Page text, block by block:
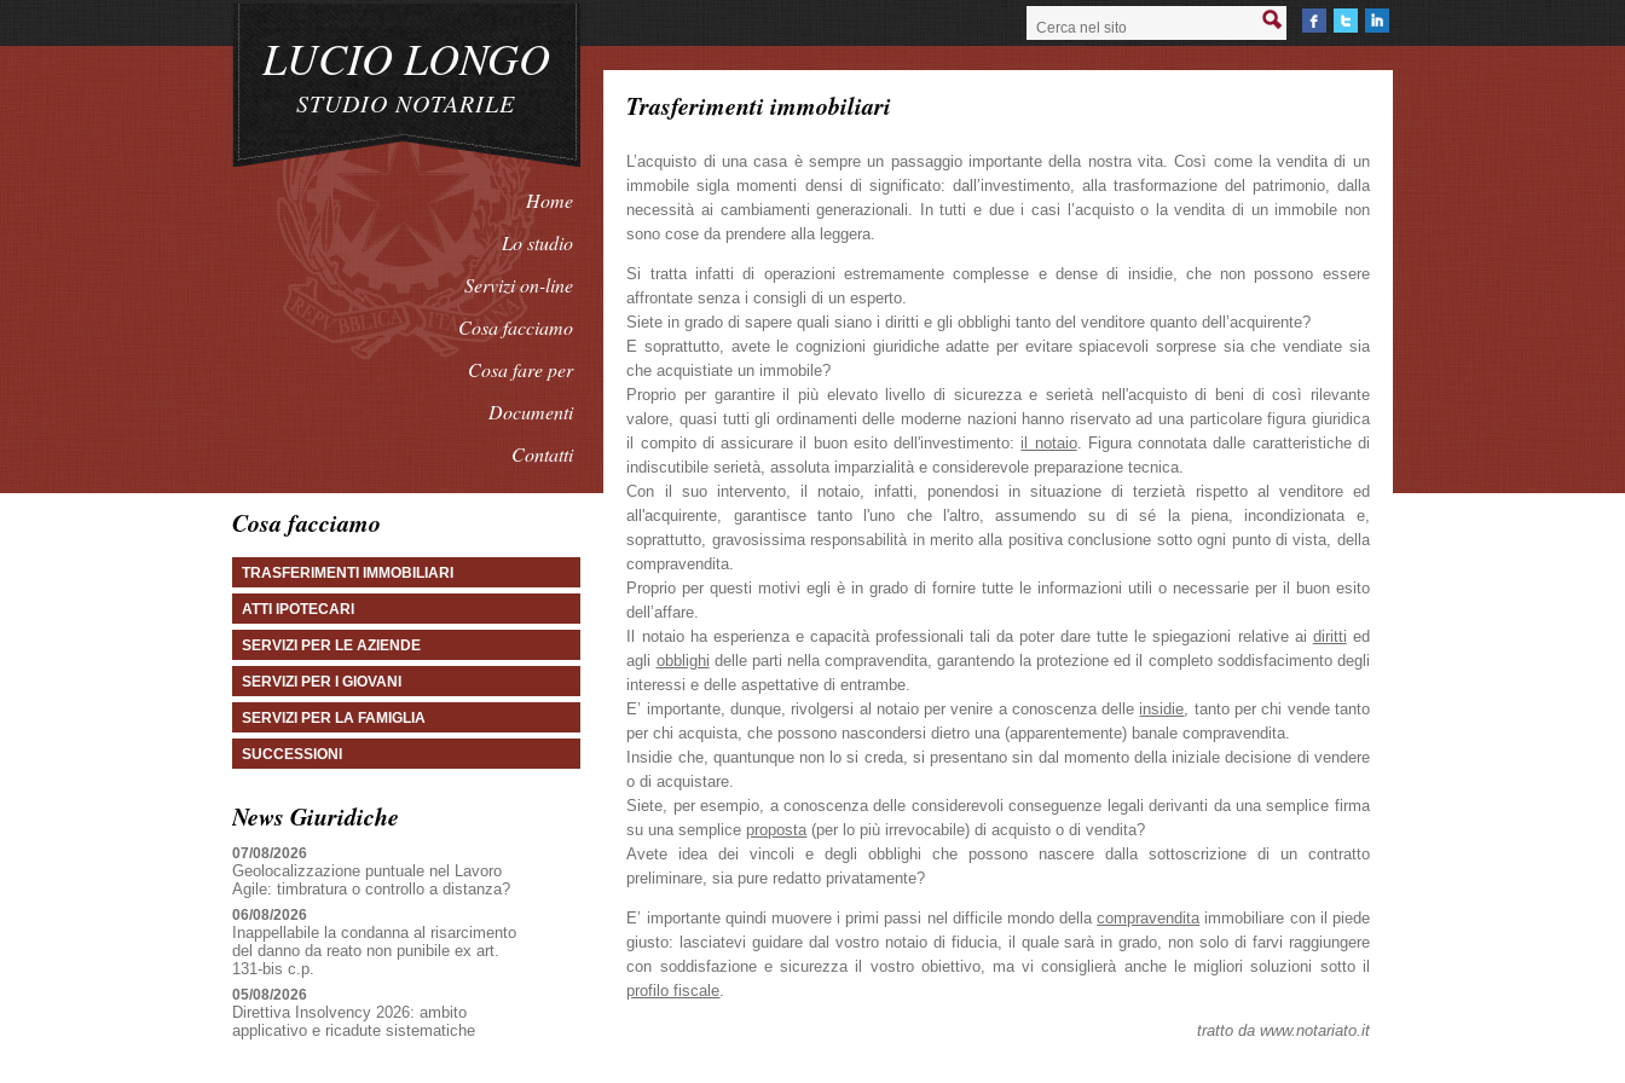
LUCIO LONGO
STUDIO NOTARILE
Home
Lo studio
Servizi on-line
Cosa facciamo
Cosa fare per
Documenti
Contatti
Trasferimenti immobiliari
L’acquisto di una casa è sempre un passaggio importante della nostra vita. Così come la vendita di un
immobile sigla momenti densi di significato: dall’investimento, alla trasformazione del patrimonio, dalla
necessità ai cambiamenti generazionali. In tutti e due i casi l’acquisto o la vendita di un immobile non
sono cose da prendere alla leggera.
Si tratta infatti di operazioni estremamente complesse e dense di insidie, che non possono essere
affrontate senza i consigli di un esperto.
Siete in grado di sapere quali siano i diritti e gli obblighi tanto del venditore quanto dell’acquirente?
E soprattutto, avete le cognizioni giuridiche adatte per evitare spiacevoli sorprese sia che vendiate sia
che acquistiate un immobile?
Proprio per garantire il più elevato livello di sicurezza e serietà nell'acquisto di beni di così rilevante
valore, quasi tutti gli ordinamenti delle moderne nazioni hanno riservato ad una particolare figura giuridica
il compito di assicurare il buon esito dell'investimento: il notaio. Figura connotata dalle caratteristiche di
indiscutibile serietà, assoluta imparzialità e considerevole preparazione tecnica.
Con il suo intervento, il notaio, infatti, ponendosi in situazione di terzietà rispetto al venditore ed
all'acquirente, garantisce tanto l'uno che l'altro, assumendo su di sé la piena, incondizionata e,
soprattutto, gravosissima responsabilità in merito alla positiva conclusione sotto ogni punto di vista, della
compravendita.
Proprio per questi motivi egli è in grado di fornire tutte le informazioni utili o necessarie per il buon esito
dell’affare.
Il notaio ha esperienza e capacità professionali tali da poter dare tutte le spiegazioni relative ai diritti ed
agli obblighi delle parti nella compravendita, garantendo la protezione ed il completo soddisfacimento degli
interessi e delle aspettative di entrambe.
E’ importante, dunque, rivolgersi al notaio per venire a conoscenza delle insidie, tanto per chi vende tanto
per chi acquista, che possono nascondersi dietro una (apparentemente) banale compravendita.
Insidie che, quantunque non lo si creda, si presentano sin dal momento della iniziale decisione di vendere
o di acquistare.
Siete, per esempio, a conoscenza delle considerevoli conseguenze legali derivanti da una semplice firma
su una semplice proposta(per lo più irrevocabile) di acquisto o di vendita?
Avete idea dei vincoli e degli obblighi che possono nascere dalla sottoscrizione di un contratto
preliminare, sia pure redatto privatamente?
E’ importante quindi muovere i primi passi nel difficile mondo dellacompravenditaimmobiliare con il piede
giusto: lasciatevi guidare dal vostro notaio di fiducia, il quale sarà in grado, non solo di farvi raggiungere
con soddisfazione e sicurezza il vostro obiettivo, ma vi consiglierà anche le migliori soluzioni sotto il
profilo fiscale.
tratto da www.notariato.it
Cosa facciamo
TRASFERIMENTI IMMOBILIARI
ATTI IPOTECARI
SERVIZI PER LE AZIENDE
SERVIZI PER I GIOVANI
SERVIZI PER LA FAMIGLIA
SUCCESSIONI
News Giuridiche
07/08/2026
Geolocalizzazione puntuale nel Lavoro
Agile: timbratura o controllo a distanza?
06/08/2026
Inappellabile la condanna al risarcimento
del danno da reato non punibile ex art.
131-bis c.p.
05/08/2026
Direttiva Insolvency 2026: ambito
applicativo e ricadute sistematiche